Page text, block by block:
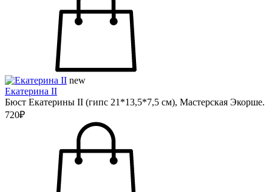
new
Екатерина II
Бюст Екатерины II (гипс 21*13,5*7,5 см), Мастерская Экорше.
720₽